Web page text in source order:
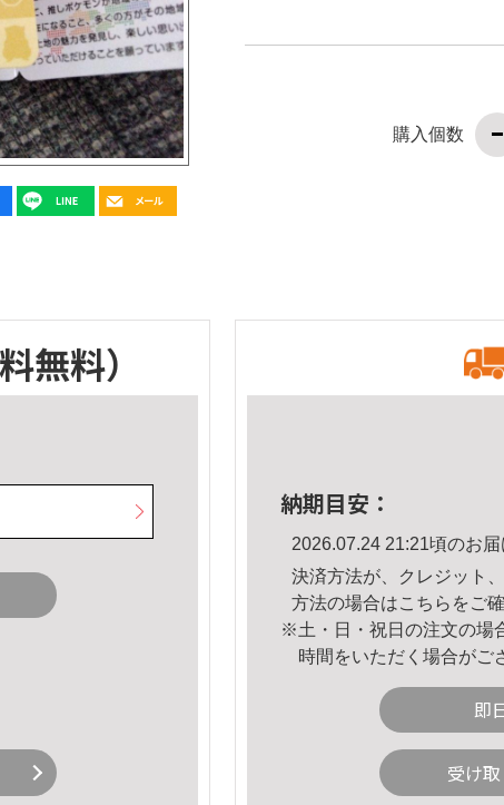
購入個数
無料）
納期目安：
2026.07.24 21:21頃のお届
決済方法が、クレジット
方法の場合はこちら をご
※土・日・祝日の注文の場
時間をいただく場合がご
即
受け